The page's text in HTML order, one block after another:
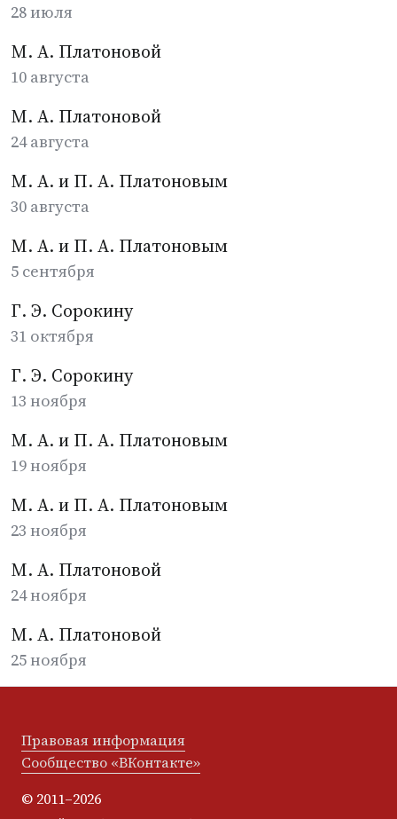
28 июля
М. А. Платоновой
10 августа
М. А. Платоновой
24 августа
М. А. и П. А. Платоновым
30 августа
М. А. и П. А. Платоновым
5 сентября
Г. Э. Сорокину
31 октября
Г. Э. Сорокину
13 ноября
М. А. и П. А. Платоновым
19 ноября
М. А. и П. А. Платоновым
23 ноября
М. А. Платоновой
24 ноября
М. А. Платоновой
25 ноября
Правовая информация
Сообщество «ВКонтакте»
© 2011–2026